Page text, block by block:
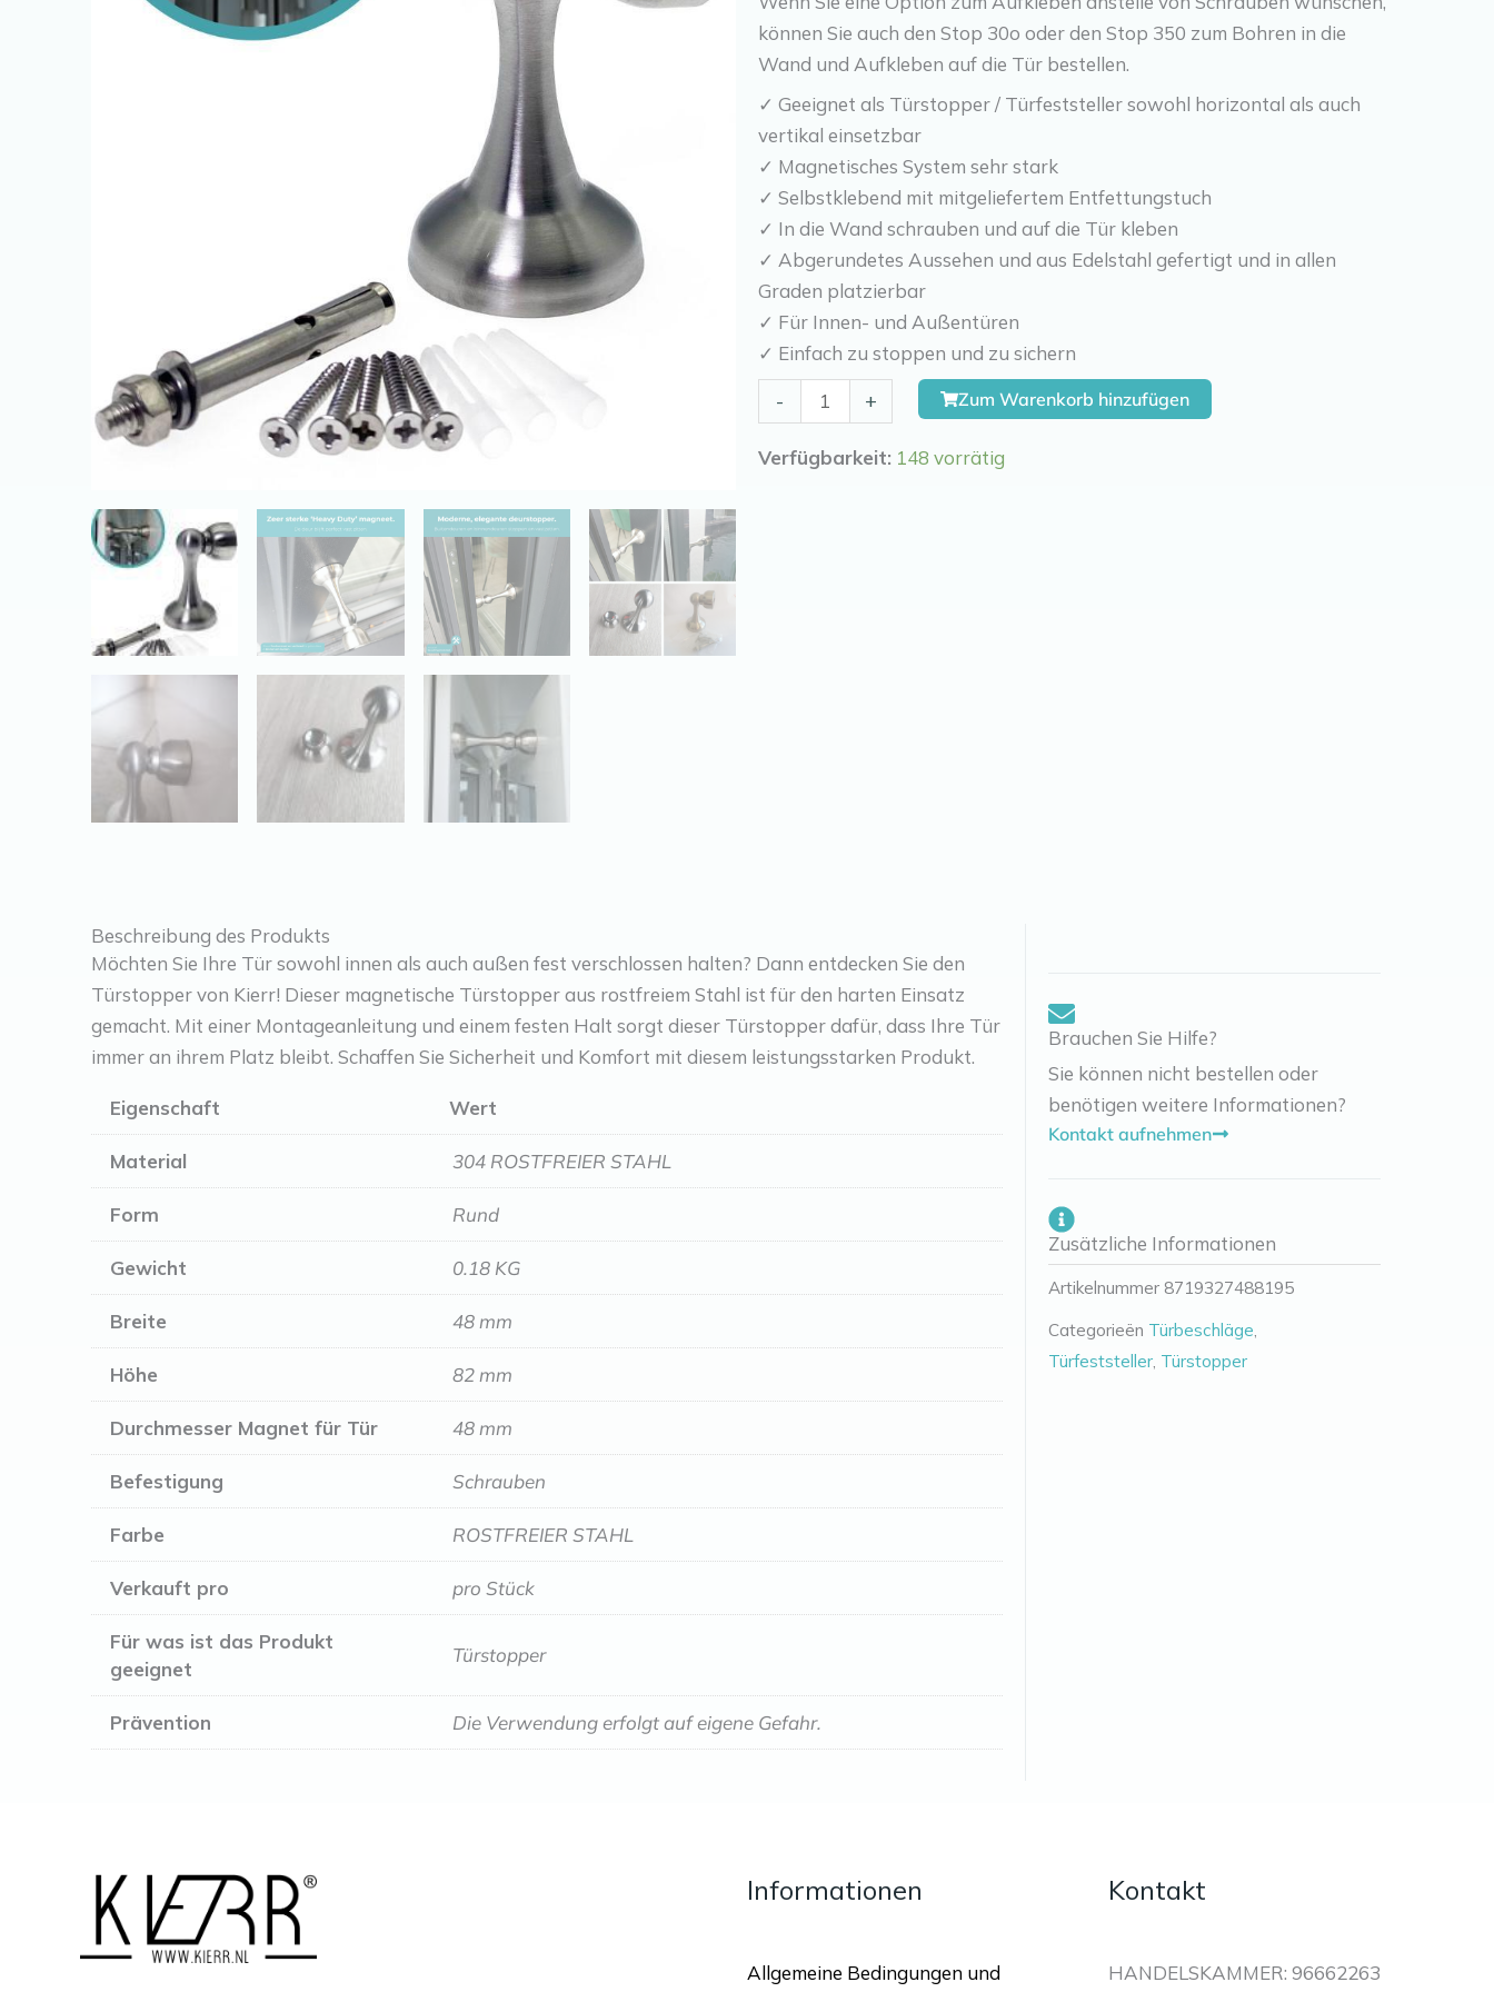
können Sie auch den Stop 30o oder den Stop 350 zum Bohren in die
Wand und Aufkleben auf die Tür bestellen.
✓ Geeignet als Türstopper / Türfeststeller sowohl horizontal als auch
vertikal einsetzbar
✓ Magnetisches System sehr stark
✓ Selbstklebend mit mitgeliefertem Entfettungstuch
✓ In die Wand schrauben und auf die Tür kleben
✓ Abgerundetes Aussehen und aus Edelstahl gefertigt und in allen
Graden platzierbar
✓ Für Innen- und Außentüren
✓ Einfach zu stoppen und zu sichern
-
Heavy
Duty
+ Zum Warenkorb hinzufügen
Verfügbarkeit: 148 vorrätig
Beschreibung des Produkts
Möchten Sie Ihre Tür sowohl innen als auch außen fest verschlossen halten? Dann entdecken Sie den
Türstopper von Kierr! Dieser magnetische Türstopper aus rostfreiem Stahl ist für den harten Einsatz
gemacht. Mit einer Montageanleitung und einem festen Halt sorgt dieser Türstopper dafür, dass Ihre Tür
immer an ihrem Platz bleibt. Schaffen Sie Sicherheit und Komfort mit diesem leistungsstarken Produkt.
Eigenschaft Wert
Material 304 ROSTFREIER STAHL
Form Rund
Gewicht 0.18 KG
Breite 48 mm
Höhe 82 mm
Durchmesser Magnet für Tür 48 mm
Befestigung Schrauben
Farbe ROSTFREIER STAHL
Verkauft pro pro Stück
Für was ist das Produkt
geeignet
Türstopper
Prävention Die Verwendung erfolgt auf eigene Gefahr.
Brauchen Sie Hilfe?
Sie können nicht bestellen oder
benötigen weitere Informationen?
Kontakt aufnehmen
Zusätzliche Informationen
Artikelnummer 8719327488195
Categorieën Türbeschläge,
Türfeststeller, Türstopper
Informationen
Allgemeine Bedingungen und
Kontakt
HANDELSKAMMER: 96662263